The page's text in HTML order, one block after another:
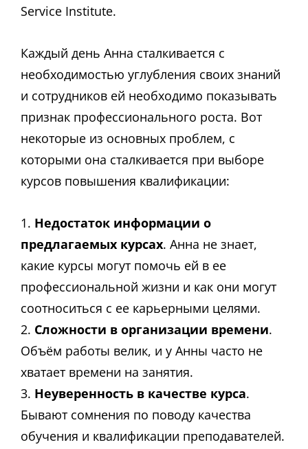
Service Institute.
Каждый день Анна сталкивается с
необходимостью углубления своих знаний
и сотрудников ей необходимо показывать
признак профессионального роста. Вот
некоторые из основных проблем, с
которыми она сталкивается при выборе
курсов повышения квалификации:
1. Недостаток информации о
предлагаемых курсах. Анна не знает,
какие курсы могут помочь ей в ее
профессиональной жизни и как они могут
соотноситься с ее карьерными целями.
2. Сложности в организации времени.
Объём работы велик, и у Анны часто не
хватает времени на занятия.
3. Неуверенность в качестве курса.
Бывают сомнения по поводу качества
обучения и квалификации преподавателей.